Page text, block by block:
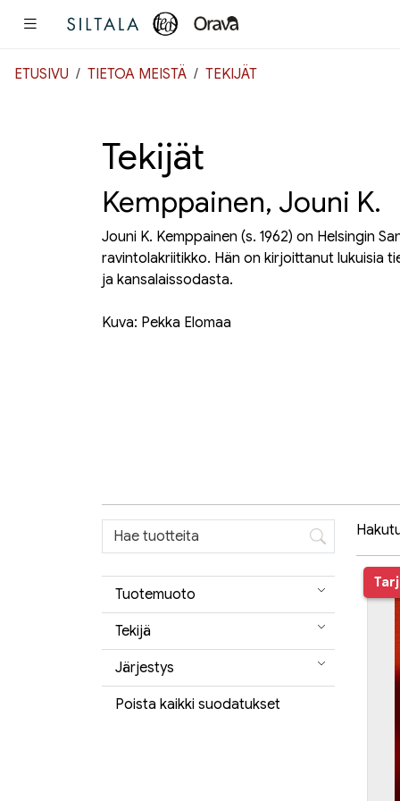
ETUSIVU TIETOA MEISTÄ TEKIJÄT
Tekijät
Kemppainen, Jouni K.
Jouni K. Kemppainen (s. 1962) on Helsingin
ravintolakriitikko. Hän on kirjoittanut lukuisia
ja kansalaissodasta.
Kuva: Pekka Elomaa
Tuotemuoto
Tekijä
Järjestys
Poista kaikki suodatukset